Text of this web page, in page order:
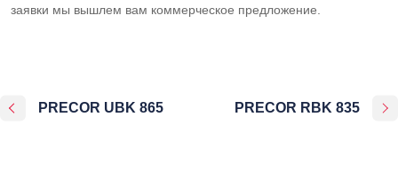
заявки мы вышлем вам коммерческое предложение.
PRECOR UBK 865 PRECOR RBK 835